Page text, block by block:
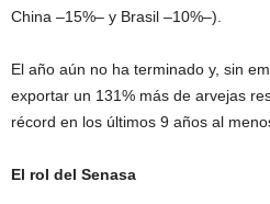
China –15%– y Brasil –10%–).
El año aún no ha terminado y, sin
exportar un 131% más de arvejas
récord en los últimos 9 años al
El rol del Senasa